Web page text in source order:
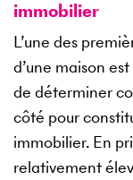
immobilier
L’une des
d’une maison
de déterminer
côté pour
immobilier. En
relativement